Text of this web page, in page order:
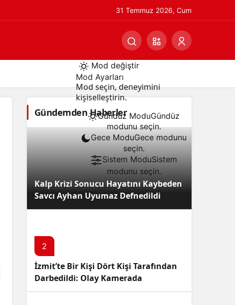
31 Temmuz 2026, Cum
Mod değiştir
Mod Ayarları
Mod seçin, deneyimini
kişiselleştirin.
Gündüz ModuGündüz
modunu seçin.
Gece ModuGece modunu
seçin.
Sistem ModuSistem
modunu seçin.
Gündemden Haberler
Kalp Krizi Sonucu Hayatını Kaybeden
Savcı Ayhan Uyumaz Defnedildi
2
İzmit’te Bir Kişi Dört Kişi Tarafından
Darbedildi: Olay Kamerada